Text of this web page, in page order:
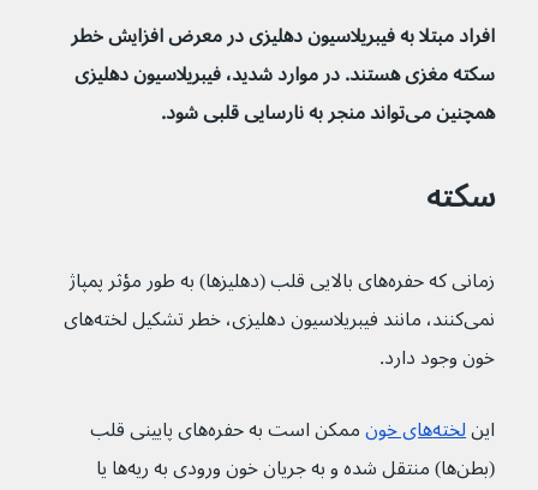
افراد مبتلا به فیبریلاسیون دهلیزی در معرض افزایش خطر
سکته مغزی هستند. در موارد شدید، فیبریلاسیون دهلیزی
همچنین می‌تواند منجر به نارسایی قلبی شود.
سکته
زمانی که حفره‌های بالایی قلب (دهلیزها) به طور مؤثر پمپاژ
نمی‌کنند، مانند فیبریلاسیون دهلیزی، خطر تشکیل لخته‌های
خون وجود دارد.
این لخته‌های خون
ممکن است به حفره‌های پایینی قلب
(بطن‌ها) منتقل شده و به جریان خون ورودی به ریه‌ها یا